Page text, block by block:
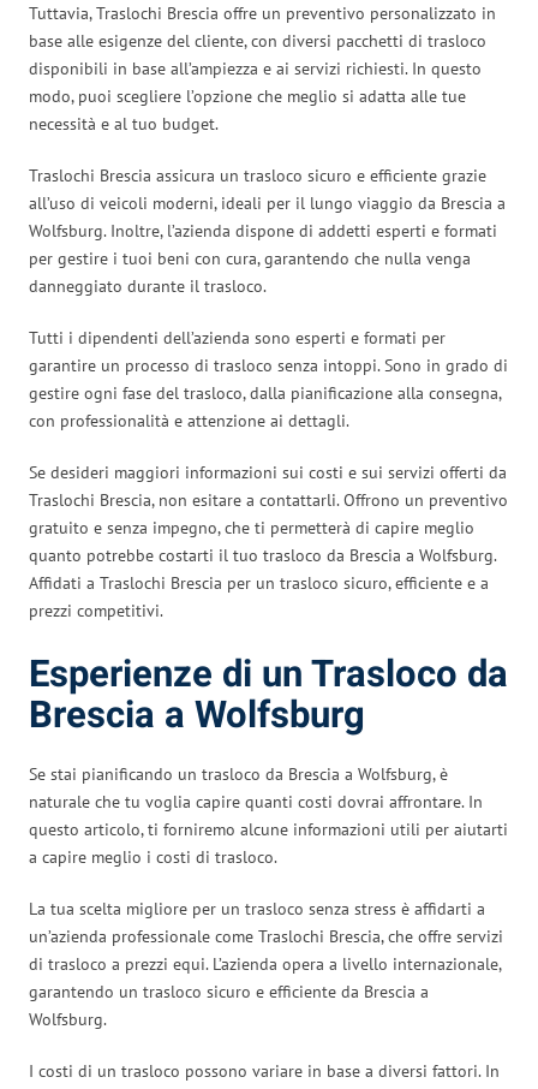
Tuttavia, Traslochi Brescia offre un preventivo personalizzato in
base alle esigenze del cliente, con diversi pacchetti di trasloco
disponibili in base all’ampiezza e ai servizi richiesti. In questo
modo, puoi scegliere l’opzione che meglio si adatta alle tue
necessità e al tuo budget.
Traslochi Brescia assicura un trasloco sicuro e efficiente grazie
all’uso di veicoli moderni, ideali per il lungo viaggio da Brescia a
Wolfsburg. Inoltre, l’azienda dispone di addetti esperti e formati
per gestire i tuoi beni con cura, garantendo che nulla venga
danneggiato durante il trasloco.
Tutti i dipendenti dell’azienda sono esperti e formati per
garantire un processo di trasloco senza intoppi. Sono in grado di
gestire ogni fase del trasloco, dalla pianificazione alla consegna,
con professionalità e attenzione ai dettagli.
Se desideri maggiori informazioni sui costi e sui servizi offerti da
Traslochi Brescia, non esitare a contattarli. Offrono un preventivo
gratuito e senza impegno, che ti permetterà di capire meglio
quanto potrebbe costarti il tuo trasloco da Brescia a Wolfsburg.
Affidati a Traslochi Brescia per un trasloco sicuro, efficiente e a
prezzi competitivi.
Esperienze di un Trasloco da
Brescia a Wolfsburg
Se stai pianificando un trasloco da Brescia a Wolfsburg, è
naturale che tu voglia capire quanti costi dovrai affrontare. In
questo articolo, ti forniremo alcune informazioni utili per aiutarti
a capire meglio i costi di trasloco.
La tua scelta migliore per un trasloco senza stress è affidarti a
un’azienda professionale come Traslochi Brescia, che offre servizi
di trasloco a prezzi equi. L’azienda opera a livello internazionale,
garantendo un trasloco sicuro e efficiente da Brescia a
Wolfsburg.
I costi di un trasloco possono variare in base a diversi fattori. In